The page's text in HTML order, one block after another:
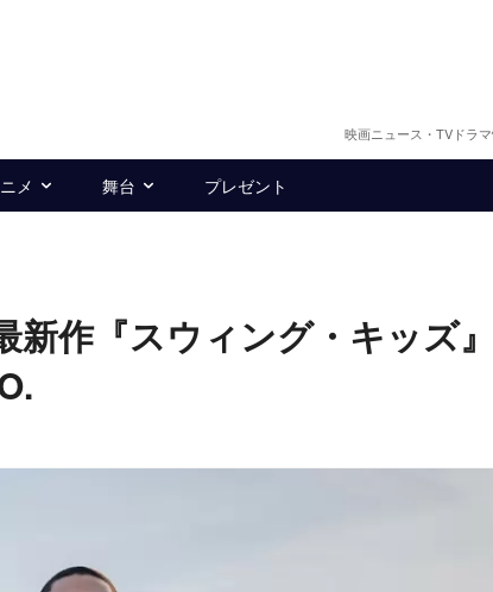
映画ニュース・TVドラ
メ 舞台 プレゼント
新作『スウィング・キッズ